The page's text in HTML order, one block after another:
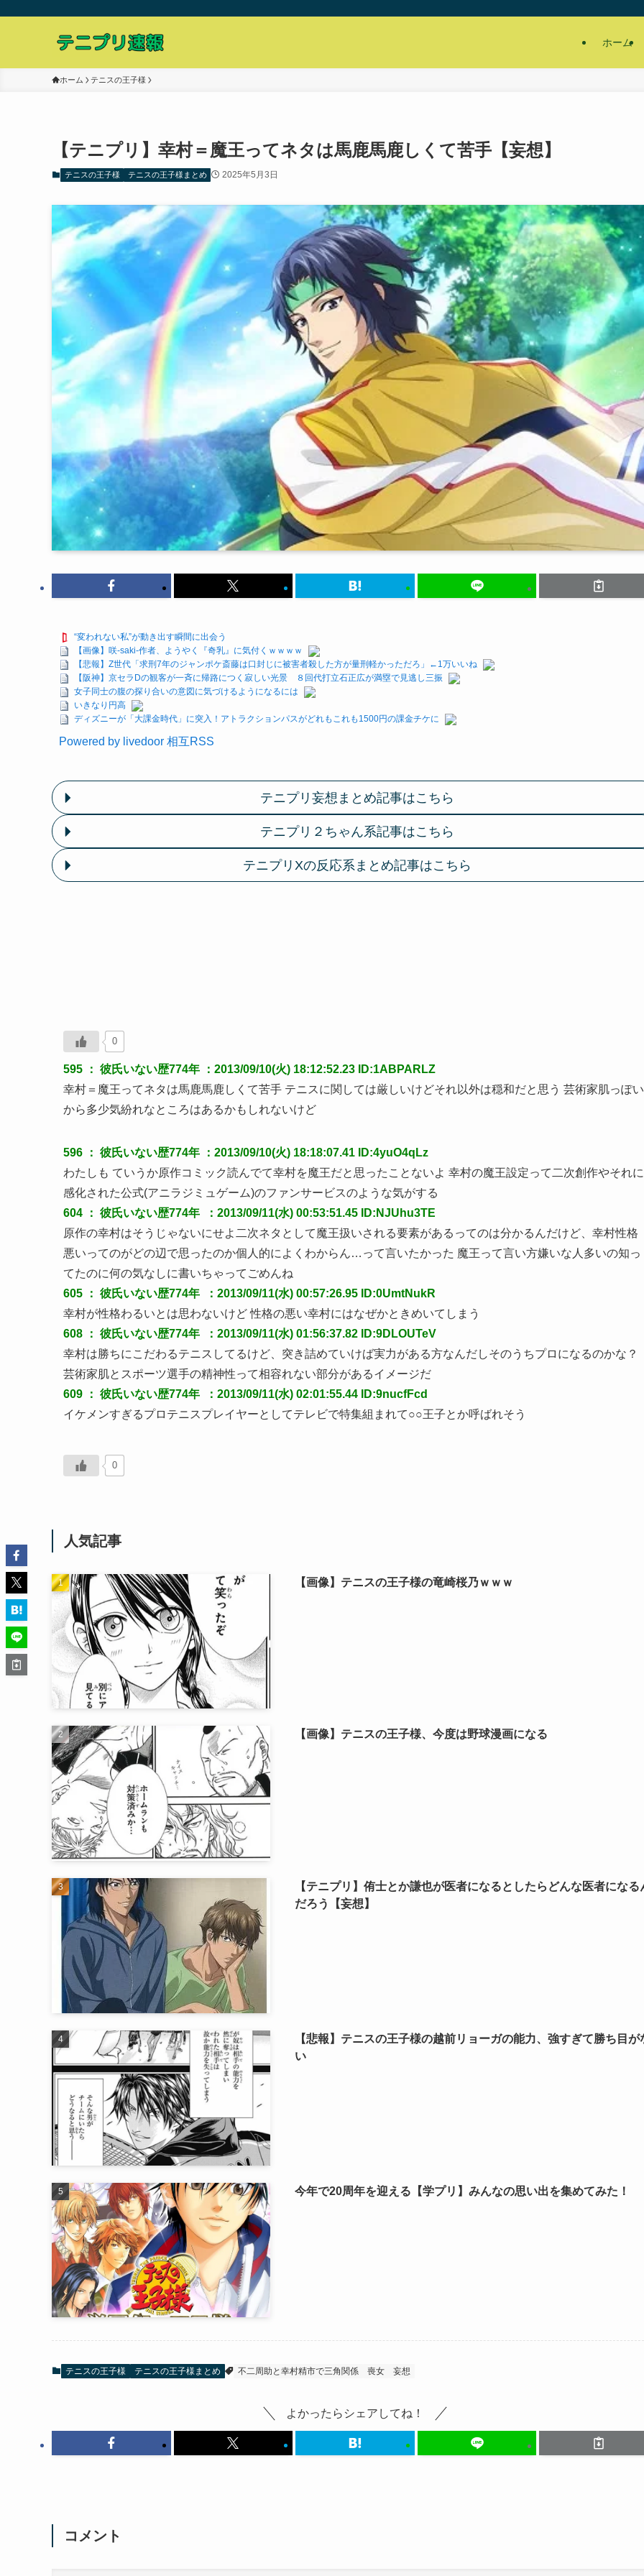
ホーム
ホーム テニスの王子様
【テニプリ】幸村＝魔王ってネタは馬鹿馬鹿しくて苦手【妄想】
テニスの王子様 テニスの王子様まとめ 2025年5月3日
“変われない私”が動き出す瞬間に出会う
【画像】咲-saki-作者、ようやく『奇乳』に気付くｗｗｗｗ
【悲報】Z世代「求刑7年のジャンポケ斎藤は口封じに被害者殺した方が量刑軽かっただろ」←1万いいね
【阪神】京セラDの観客が一斉に帰路につく寂しい光景 ８回代打立石正広が満塁で見逃し三振
女子同士の腹の探り合いの意図に気づけるようになるには
いきなり円高
ディズニーが「大課金時代」に突入！アトラクションパスがどれもこれも1500円の課金チケに
Powered by livedoor 相互RSS
テニプリ妄想まとめ記事はこちら
テニプリ２ちゃん系記事はこちら
テニプリXの反応系まとめ記事はこちら
0
595 ： 彼氏いない歴774年
：2013/09/10(火) 18:12:52.23 ID:1ABPARLZ
幸村＝魔王ってネタは馬鹿馬鹿しくて苦手 テニスに関しては厳しいけどそれ以外は穏和だと思う 芸術家肌っぽい
から多少気紛れなところはあるかもしれないけど
596 ： 彼氏いない歴774年
：2013/09/10(火) 18:18:07.41 ID:4yuO4qLz
わたしも ていうか原作コミック読んでて幸村を魔王だと思ったことないよ 幸村の魔王設定って二次創作やそれに
感化された公式(アニラジミュゲーム)のファンサービスのような気がする
604 ： 彼氏いない歴774年
：2013/09/11(水) 00:53:51.45 ID:NJUhu3TE
原作の幸村はそうじゃないにせよ二次ネタとして魔王扱いされる要素があるってのは分かるんだけど、幸村性格
悪いってのがどの辺で思ったのか個人的によくわからん…って言いたかった 魔王って言い方嫌いな人多いの知っ
てたのに何の気なしに書いちゃってごめんね
605 ： 彼氏いない歴774年
：2013/09/11(水) 00:57:26.95 ID:0UmtNukR
幸村が性格わるいとは思わないけど 性格の悪い幸村にはなぜかときめいてしまう
608 ： 彼氏いない歴774年
：2013/09/11(水) 01:56:37.82 ID:9DLOUTeV
幸村は勝ちにこだわるテニスしてるけど、突き詰めていけば実力がある方なんだしそのうちプロになるのかな？
芸術家肌とスポーツ選手の精神性って相容れない部分があるイメージだ
609 ： 彼氏いない歴774年
：2013/09/11(水) 02:01:55.44 ID:9nucfFcd
イケメンすぎるプロテニスプレイヤーとしてテレビで特集組まれて○○王子とか呼ばれそう
0
人気記事
【画像】テニスの王子様の竜崎桜乃ｗｗｗ
【画像】テニスの王子様、今度は野球漫画になる
【テニプリ】侑士とか謙也が医者になるとしたらどんな医者になる
だろう【妄想】
【悲報】テニスの王子様の越前リョーガの能力、強すぎて勝ち目が
い
今年で20周年を迎える【学プリ】みんなの思い出を集めてみた！
テニスの王子様 テニスの王子様まとめ 不二周助と幸村精市で三角関係 喪女 妄想
よかったらシェアしてね！
コメント